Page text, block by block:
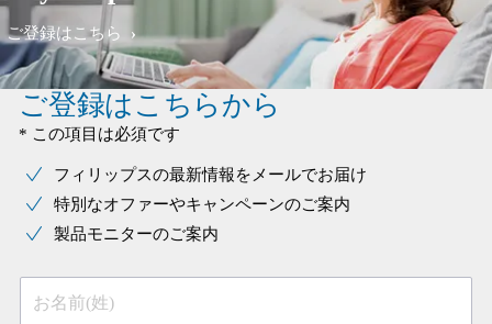
ご登録はこちら
ご登録はこちらから
* この項目は必須です
フィリップスの最新情報をメールでお届け
特別なオファーやキャンペーンのご案内
製品モニターのご案内
お名前(姓)